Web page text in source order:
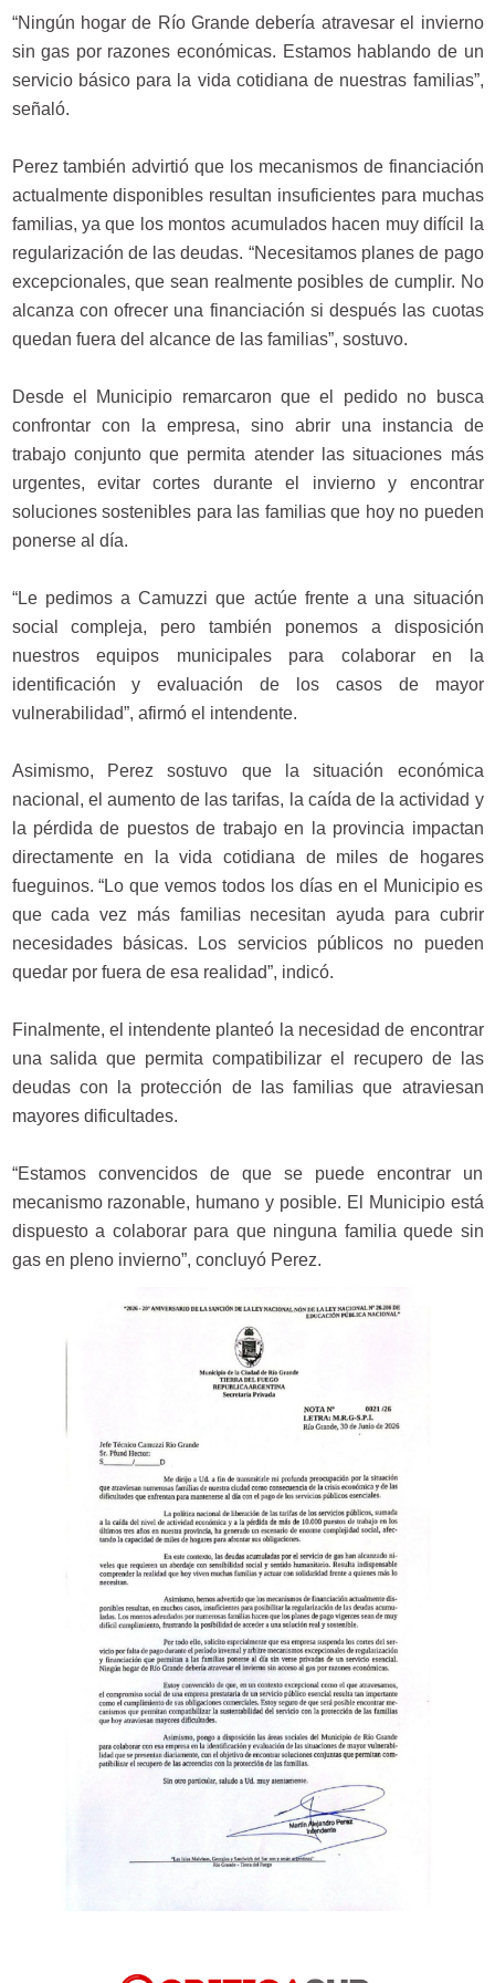
“Ningún hogar de Río Grande debería atravesar el invierno
sin gas por razones económicas. Estamos hablando de un
servicio básico para la vida cotidiana de nuestras familias”,
señaló.
Perez también advirtió que los mecanismos de financiación
actualmente disponibles resultan insuficientes para muchas
familias, ya que los montos acumulados hacen muy difícil la
regularización de las deudas. “Necesitamos planes de pago
excepcionales, que sean realmente posibles de cumplir. No
alcanza con ofrecer una financiación si después las cuotas
quedan fuera del alcance de las familias”, sostuvo.
Desde el Municipio remarcaron que el pedido no busca
confrontar con la empresa, sino abrir una instancia de
trabajo conjunto que permita atender las situaciones más
urgentes, evitar cortes durante el invierno y encontrar
soluciones sostenibles para las familias que hoy no pueden
ponerse al día.
“Le pedimos a Camuzzi que actúe frente a una situación
social compleja, pero también ponemos a disposición
nuestros equipos municipales para colaborar en la
identificación y evaluación de los casos de mayor
vulnerabilidad”, afirmó el intendente.
Asimismo, Perez sostuvo que la situación económica
nacional, el aumento de las tarifas, la caída de la actividad y
la pérdida de puestos de trabajo en la provincia impactan
directamente en la vida cotidiana de miles de hogares
fueguinos. “Lo que vemos todos los días en el Municipio es
que cada vez más familias necesitan ayuda para cubrir
necesidades básicas. Los servicios públicos no pueden
quedar por fuera de esa realidad”, indicó.
Finalmente, el intendente planteó la necesidad de encontrar
una salida que permita compatibilizar el recupero de las
deudas con la protección de las familias que atraviesan
mayores dificultades.
“Estamos convencidos de que se puede encontrar un
mecanismo razonable, humano y posible. El Municipio está
dispuesto a colaborar para que ninguna familia quede sin
gas en pleno invierno”, concluyó Perez.